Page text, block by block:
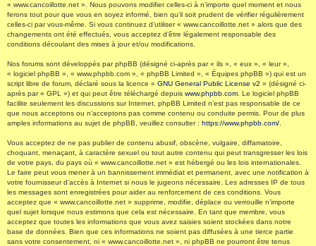
« www.cancoillotte.net ». Nous pouvons modifier celles-ci à n’importe quel moment et nous
ferons tout pour que vous en soyez informé, bien qu’il soit prudent de vérifier régulièrement
celles-ci par vous-même. Si vous continuez d’utiliser « www.cancoillotte.net » alors que des
changements ont été effectués, vous acceptez d’être légalement responsable des
conditions découlant des mises à jour et/ou modifications.
Nos forums sont développés par phpBB (désigné ci-après par « ils », « eux », « leur »,
« logiciel phpBB », « www.phpbb.com », « phpBB Limited », « Équipes phpBB ») qui est un
script libre de forum, déclaré sous la licence « GNU General Public License v2 » (désigné ci-
après par « GPL ») et qui peut être téléchargé depuis www.phpbb.com . Le logiciel phpBB
facilite seulement les discussions sur Internet. phpBB Limited n’est pas responsable de ce
que nous acceptons ou n’acceptons pas comme contenu ou conduite permis. Pour de plus
amples informations au sujet de phpBB, veuillez consulter : https://www.phpbb.com/
Vous acceptez de ne pas publier de contenu abusif, obscène, vulgaire, diffamatoire,
choquant, menaçant, à caractère sexuel ou tout autre contenu qui peut transgresser les lois
de votre pays, du pays où « www.cancoillotte.net » est hébergé ou les lois internationales.
Le faire peut vous mener à un bannissement immédiat et permanent, avec une notification à
votre fournisseur d’accès à Internet si nous le jugeons nécessaire. Les adresses IP de tous
les messages sont enregistrées pour aider au renforcement de ces conditions. Vous
acceptez que « www.cancoillotte.net » supprime, modifie, déplace ou verrouille n’importe
quel sujet lorsque nous estimons que cela est nécessaire. En tant que membre, vous
acceptez que toutes les informations que vous avez saisies soient stockées dans notre
base de données. Bien que ces informations ne soient pas diffusées à une tierce partie
sans votre consentement, ni « www.cancoillotte.net », ni phpBB ne pourront être tenus